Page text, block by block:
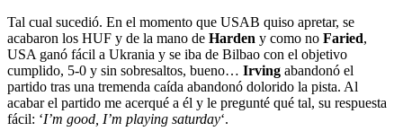
Tal cual sucedió. En el momento que USAB quiso apretar, se
acabaron los HUF y de la mano de Harden y como no Faried,
USA ganó fácil a Ukrania y se iba de Bilbao con el objetivo
cumplido, 5-0 y sin sobresaltos, bueno… Irving abandonó el
partido tras una tremenda caída abandonó dolorido la pista. Al
acabar el partido me acerqué a él y le pregunté qué tal, su respuesta
fácil: ‘I’m good, I’m playing saturday‘.